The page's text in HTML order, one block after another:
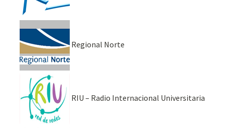
Regional Norte
RIU – Radio Internacional Universitaria